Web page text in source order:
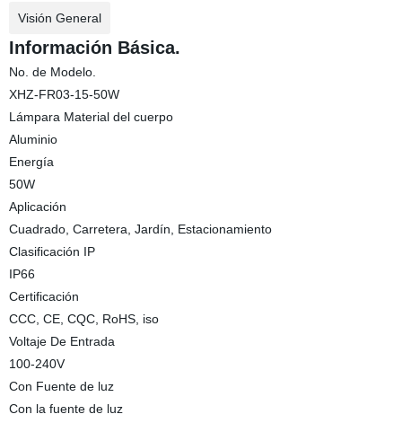
Visión General
Información Básica.
No. de Modelo.
XHZ-FR03-15-50W
Lámpara Material del cuerpo
Aluminio
Energía
50W
Aplicación
Cuadrado, Carretera, Jardín, Estacionamiento
Clasificación IP
IP66
Certificación
CCC, CE, CQC, RoHS, iso
Voltaje De Entrada
100-240V
Con Fuente de luz
Con la fuente de luz